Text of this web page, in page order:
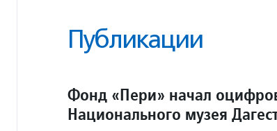
Публикации
Фонд «Пери» начал
Национального музея